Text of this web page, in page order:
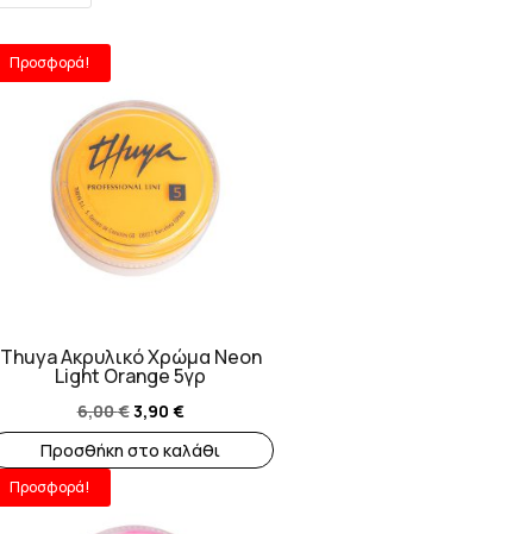
Προσφορά!
Thuya Ακρυλικό Χρώμα Neon
Light Orange 5γρ
6,00€Original
price
was:
3,90 €Η
τρέχουσα
τιμή
Προσθήκη στο καλάθι
Προσφορά!